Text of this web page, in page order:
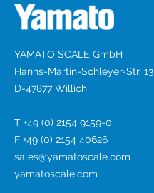
YAMATO SCALE GmbH
Hanns-Martin-Schleyer-Str. 13
D-47877 Willich
T +49 (0) 2154 9159-0
F +49 (0) 2154 40626
sales@yamatoscale.com
yamatoscale.com